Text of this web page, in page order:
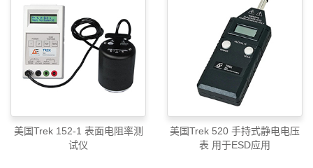
美国Trek 152-1 表面电阻率测
试仪
美国Trek 520 手持式静电电压
表 用于ESD应用